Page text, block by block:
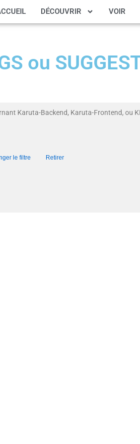
DÉCOUVRIR VOIR
ou
Karuta-Backend, Karuta-Frontend, ou
le filtre
Retirer